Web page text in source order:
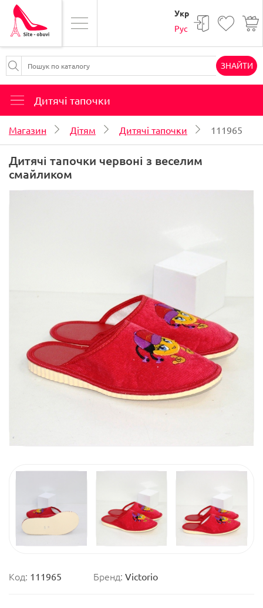
Укр
Рус
ЗНАЙТИ
Дитячі тапочки
Магазин Дітям Дитячі тапочки 111965
Дитячі тапочки червоні з веселим
смайликом
Код: 111965 Бренд: Victorio